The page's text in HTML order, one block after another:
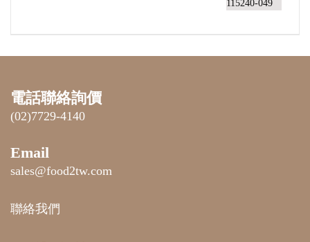
電話聯絡詢價
(02)7729-4140
Email
sales@food2tw.com
聯絡我們